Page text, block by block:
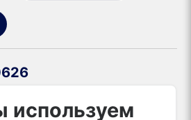
используем